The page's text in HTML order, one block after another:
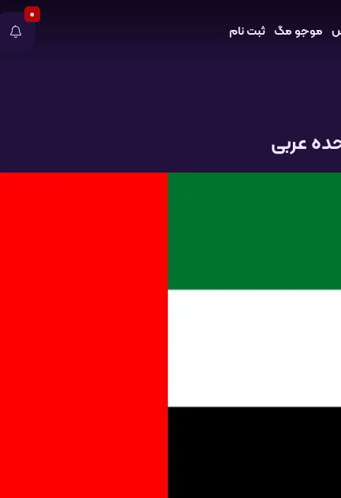
موجو مگ ثبت نام
0
عربی